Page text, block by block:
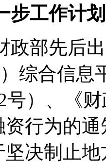
步工作计划
先后出
综合信
号）、《
行为的
坚决制止